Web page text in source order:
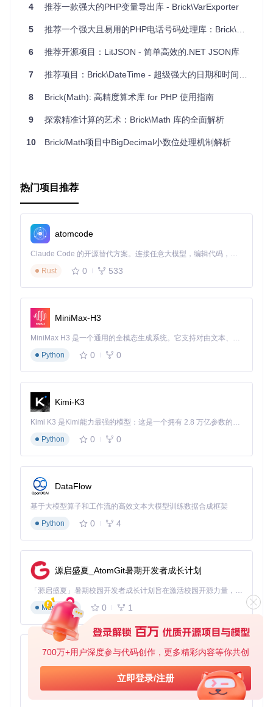
700万+用户深度参与代码创作，更多精彩内容等你共创
立即登录/注册
实现JSON到对象的直接映射，无需额外配置。
后的对象符合预期的类型要求，支持PHP强类型模式。
映射，满足不同层次的数据结构映射需求。
组和对象处理，以及如何应对多余或缺失的JSON属性，
赋予开发者高度灵活性。
全面测试：稳定的开发状态得益于详尽的单元测试覆盖
率，确保即使在开发阶段也能稳定引入生产环境。
安装与上手
安装过程简洁明了，借助Composer，一行命令即可加入项
随后按照文档示例，短短数行代码即可体验JSON数据到强类
型对象的高效转化，大大提升开发效率。
Brick\JsonMapper
理想选择。无论你是处理复杂的数据映射需求，还是寻找更可
靠、易用的JSON处理方案，都值得一试。它不仅仅是工具，
更是提升项目健壮性的得力助手。立即开始，让数据转换变得
简单而优雅！
4 推荐一款强大的PHP变量导出库 - Brick\VarExporter
5 推荐一个强大且易用的PHP电话号码处理库：Brick\PhoneNumber
6 推荐开源项目：LitJSON - 简单高效的.NET JSON库
7 推荐项目：Brick\DateTime - 超级强大的日期和时间处理库
8 Brick(Math): 高精度算术库 for PHP 使用指南
9 探索精准计算的艺术：Brick\Math 库的全面解析
10 Brick/Math项目中BigDecimal小数位处理机制解析
热门项目推荐
atomcode
Claude Code 的开源替代方案。连接任意大模型，编辑代码，运行命令，自动验证 — 全自动执行。用 Rust 构建，极致性能。 ｜ An open-source alternative to Claude Code. Connect any LLM, edit code, run commands, and verify changes — autonomously. Built in Rust for speed. Get Started
Rust
0 533
MiniMax-H3
MiniMax H3 是一个通用的全模态生成系统。它支持对由文本、图像、视频和音频组成的多模态上下文进行统一理解，并能生成分辨率高达 2K、时长可达 15 秒的带原生立体声音频的视频。得益于面向任务泛化的系统设计，H3 在预训练阶段就已具备广泛的多模态上下文理解与生成能力，能够出色地执行复杂的多模态指令。
Python
0 0
Kimi-K3
Kimi K3 是Kimi能力最强的模型：这是一个拥有 2.8 万亿参数的混合专家（MoE）模型，具备原生视觉理解能力，并支持 100 万 token 的上下文窗口。
Python
0 0
DataFlow
基于大模型算子和工作流的高效文本大模型训练数据合成框架
Python
0 4
源启盛夏_AtomGit暑期开发者成长计划
「源启盛夏」暑期校园开发者成长计划旨在激活校园开源力量，通过积分激励、认证扶持、资源倾斜等形式，引导高校组织和开发者完成「入驻 — 建项目 — 做贡献 — 获认证 — 得资源」的完整闭环。无论你是想带领社团入驻平台的组织者，还是希望用代码贡献证明自己的开发者，都能在这里找到属于你的成长路径。
Markdown
0 1
py-xiaozhi
基于Python的Xiaozhi AI，适用于想要完整Xiaozhi体验而无需拥有专用硬件的用户。
Python
0 1